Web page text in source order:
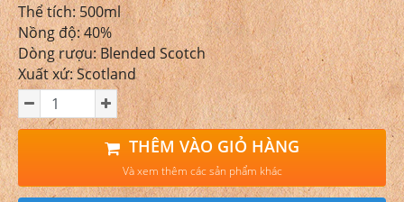
Thể tích: 500ml
Nồng độ: 40%
Dòng rượu: Blended Scotch
Xuất xứ: Scotland
THÊM VÀO GIỎ HÀNG
Và xem thêm các sản phẩm khác